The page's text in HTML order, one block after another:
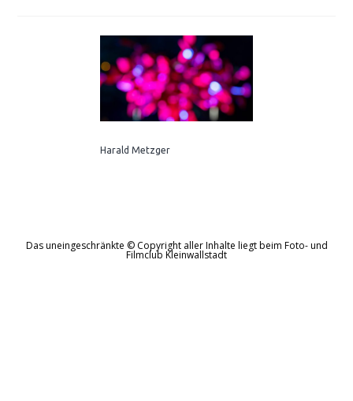
Harald Metzger
Das uneingeschränkte © Copyright aller Inhalte liegt beim Foto- und
Filmclub Kleinwallstadt